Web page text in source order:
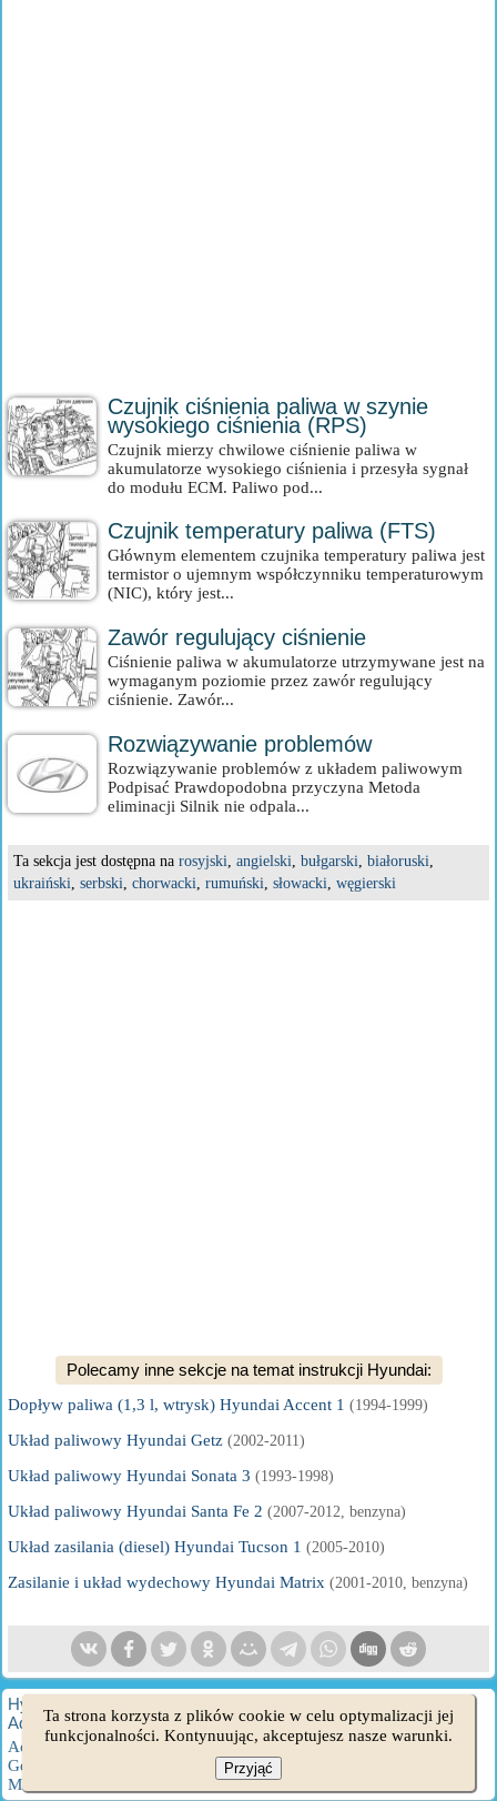
Czujnik ciśnienia paliwa w szynie
wysokiego ciśnienia (RPS)
Czujnik mierzy chwilowe ciśnienie paliwa w
akumulatorze wysokiego ciśnienia i przesyła sygnał
do modułu ECM. Paliwo pod...
Czujnik temperatury paliwa (FTS)
Głównym elementem czujnika temperatury paliwa jest
termistor o ujemnym współczynniku temperaturowym
(NIC), który jest...
Zawór regulujący ciśnienie
Ciśnienie paliwa w akumulatorze utrzymywane jest na
wymaganym poziomie przez zawór regulujący
ciśnienie. Zawór...
Rozwiązywanie problemów
Rozwiązywanie problemów z układem paliwowym
Podpisać Prawdopodobna przyczyna Metoda
eliminacji Silnik nie odpala...
Ta sekcja jest dostępna na rosyjski, angielski, bułgarski, białoruski,
ukraiński, serbski, chorwacki, rumuński, słowacki, węgierski
Polecamy inne sekcje na temat instrukcji Hyundai:
Dopływ paliwa (1,3 l, wtrysk) Hyundai Accent 1 (1994-1999)
Układ paliwowy Hyundai Getz (2002-2011)
Układ paliwowy Hyundai Sonata 3 (1993-1998)
Układ paliwowy Hyundai Santa Fe 2 (2007-2012, benzyna)
Układ zasilania (diesel) Hyundai Tucson 1 (2005-2010)
Zasilanie i układ wydechowy Hyundai Matrix (2001-2010, benzyna)
HyundaiBook.ru © 2018-2026
Administracja ·Wyszukiwanie w witrynie ·Właściciele Hyundaia
Accent 1·Accent 2· Accent 3·Elantra 1·Elantra 2· Elantra 3·
Getz
Santa Fe 2 ·
Matrix
Ta strona korzysta z plików cookie w celu optymalizacji jej
funkcjonalności. Kontynuując, akceptujesz nasze warunki.
Przyjąć